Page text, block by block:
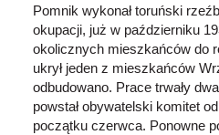
Pomnik wykonał toruński
okupacji, już w październiku
okolicznych mieszkańców do
ukrył jeden z mieszkańców
odbudowano. Prace trwały
powstał obywatelski komitet
początku czerwca. Ponowne